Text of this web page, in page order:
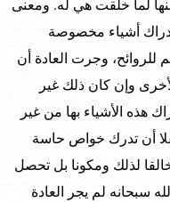
لما خلقت هي له. ومعنى
أشياء مخصوصة
وجرت العادة أن
وإن كان ذلك غير
هذه الأشياء بها من غير
أن تدرك خواص حاسة
لذلك ومكونا بل تحصل
سبحانه لم يجر العادة